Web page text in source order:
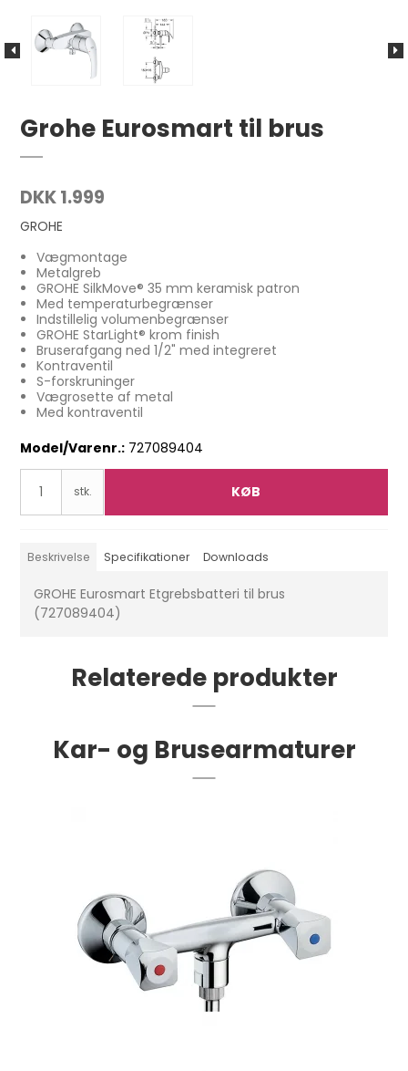
Grohe Eurosmart til brus
DKK 1.999
GROHE
Vægmontage
Metalgreb
GROHE SilkMove® 35 mm keramisk patron
Med temperaturbegrænser
Indstillelig volumenbegrænser
GROHE StarLight® krom finish
Bruserafgang ned 1/2" med integreret
Kontraventil
S-forskruninger
Vægrosette af metal
Med kontraventil
Model/Varenr.: 727089404
stk. KØB
Beskrivelse Specifikationer Downloads
GROHE Eurosmart Etgrebsbatteri til brus
(727089404)
Relaterede produkter
Kar- og Brusearmaturer